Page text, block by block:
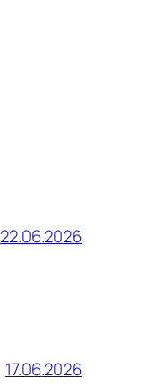
22.06.2026
17.06.2026